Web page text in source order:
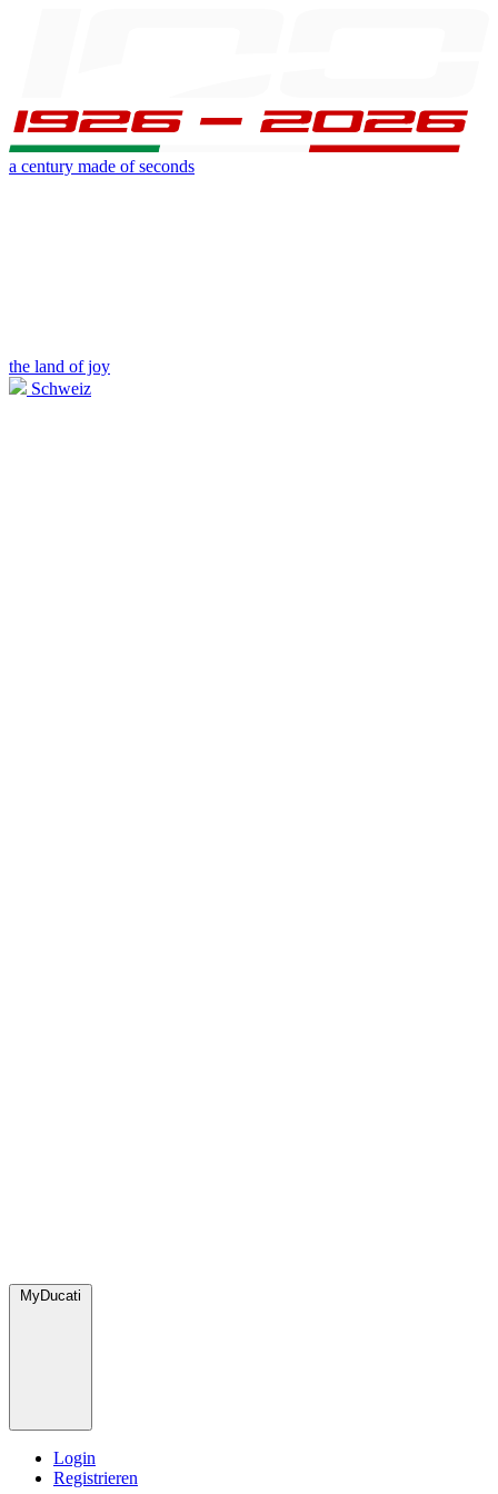
a century made of seconds
the land of joy
Schweiz
MyDucati
Login
Registrieren